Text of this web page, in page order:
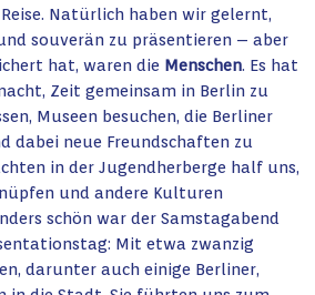
Natürlich haben wir gelernt,
souverän zu präsentieren – aber
hat, waren die Menschen. Es hat
Zeit gemeinsam in Berlin zu
Museen besuchen, die Berliner
dabei neue Freundschaften zu
in der Jugendherberge half uns,
und andere Kulturen
schön war der Samstagabend
Mit etwa zwanzig
darunter auch einige Berliner,